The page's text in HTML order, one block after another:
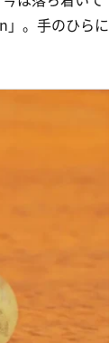
」。手のひらに